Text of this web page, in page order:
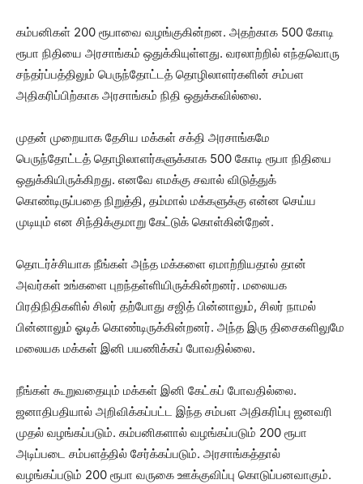
கம்பனிகள் 200 ரூபாவை வழங்குகின்றன. அதற்காக 500 கோடி
ரூபா நிதியை அரசாங்கம் ஒதுக்கியுள்ளது. வரலாற்றில் எந்தவொரு
சந்தர்ப்பத்திலும் பெருந்தோட்டத் தொழிலாளர்களின் சம்பள
அதிகரிப்பிற்காக அரசாங்கம் நிதி ஒதுக்கவில்லை.
முதன் முறையாக தேசிய மக்கள் சக்தி அரசாங்கமே
பெருந்தோட்டத் தொழிலாளர்களுக்காக 500 கோடி ரூபா நிதியை
ஒதுக்கியிருக்கிறது. எனவே எமக்கு சவால் விடுத்துக்
கொண்டிருப்பதை நிறுத்தி, தம்மால் மக்களுக்கு என்ன செய்ய
முடியும் என சிந்திக்குமாறு கேட்டுக் கொள்கின்றேன்.
தொடர்ச்சியாக நீங்கள் அந்த மக்களை ஏமாற்றியதால் தான்
அவர்கள் உங்களை புறந்தள்ளியிருக்கின்றனர். மலையக
பிரதிநிதிகளில் சிலர் தற்போது சஜித் பின்னாலும், சிலர் நாமல்
பின்னாலும் ஓடிக் கொண்டிருக்கின்றனர். அந்த இரு திசைகளிலுமே
மலையக மக்கள் இனி பயணிக்கப் போவதில்லை.
நீங்கள் கூறுவதையும் மக்கள் இனி கேட்கப் போவதில்லை.
ஜனாதிபதியால் அறிவிக்கப்பட்ட இந்த சம்பள அதிகரிப்பு ஜனவரி
முதல் வழங்கப்படும். கம்பனிகளால் வழங்கப்படும் 200 ரூபா
அடிப்படை சம்பளத்தில் சேர்க்கப்படும். அரசாங்கத்தால்
வழங்கப்படும் 200 ரூபா வருகை ஊக்குவிப்பு கொடுப்பனவாகும்.